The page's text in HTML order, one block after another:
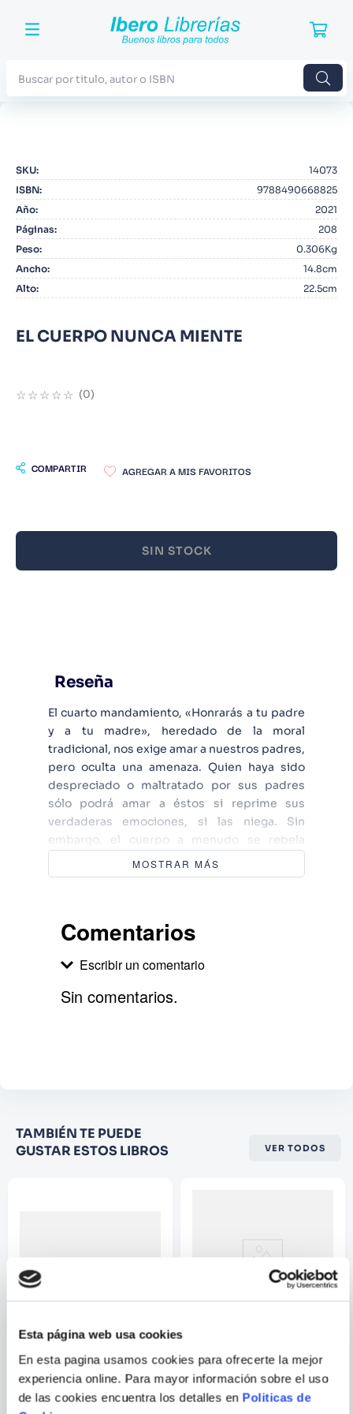
Esta página web usa cookies
En esta pagina usamos cookies para ofrecerte la mejor
experiencia online. Para mayor información sobre el uso
de las cookies encuentra los detalles en Politicas de
SKU:
14073
ISBN:
9788490668825
Año:
2021
Páginas:
208
Peso:
0.306Kg
Ancho:
14.8cm
Alto: 22.5cm
EL CUERPO NUNCA MIENTE
☆☆☆☆☆ (0)
COMPARTIR
SIN STOCK
Reseña
El cuarto mandamiento, «Honrarás a tu padre
y a tu madre», heredado de la moral
tradicional, nos exige amar a nuestros padres,
pero oculta una amenaza. Quien haya sido
despreciado o maltratado por sus padres
sólo podrá amar a éstos si reprime sus
verdaderas emociones, si las niega. Sin
embargo, el cuerpo a menudo se rebela
contra esta negación mediante graves
enfermedades. En estas páginas, Alice Miller
vivencia de las emocioneshasta ahora
los traumas, tanto si son debidos al maltrato
Miller analiza, en unos retratos apasionantes,
círculo vicioso del autoengaño y entender el
peculiar lenguaje con el que el cuerpo llama
MOSTRAR MÁS
Comentarios
Escribir un comentario
Califique el producto de 1 a 5
estrellas
Sin comentarios.
TAMBIÉN TE PUEDE
GUSTAR ESTOS LIBROS
VER TODOS
AMOR SEXO Y SALUD DEL
CORAZON
JESPER JUUL
SU HIJO, UNA PERSONA
COMPETENTE
2. Blue Lock
3.
4. Odisea
5. Manga
6.
8 . Noches Blancas
10. Infantil